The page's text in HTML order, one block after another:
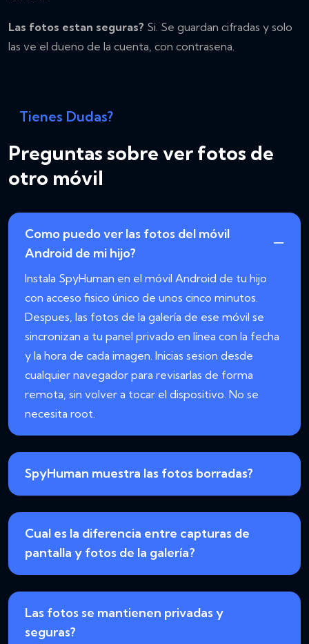
Las fotos estan seguras? Si. Se guardan cifradas y solo
las ve el dueno de la cuenta, con contrasena.
Tienes Dudas?
Preguntas sobre ver fotos de
otro móvil
Como puedo ver las fotos del móvil
Android de mi hijo?
Instala SpyHuman en el móvil Android de tu hijo
con acceso fisico único de unos cinco minutos.
Despues, las fotos de la galería de ese móvil se
sincronizan a tu panel privado en línea con la fecha
y la hora de cada imagen. Inicias sesion desde
cualquier navegador para revisarlas de forma
remota, sin volver a tocar el dispositivo. No se
necesita root.
SpyHuman muestra las fotos borradas?
Cual es la diferencia entre capturas de
pantalla y fotos de la galería?
Las fotos se mantienen privadas y
seguras?